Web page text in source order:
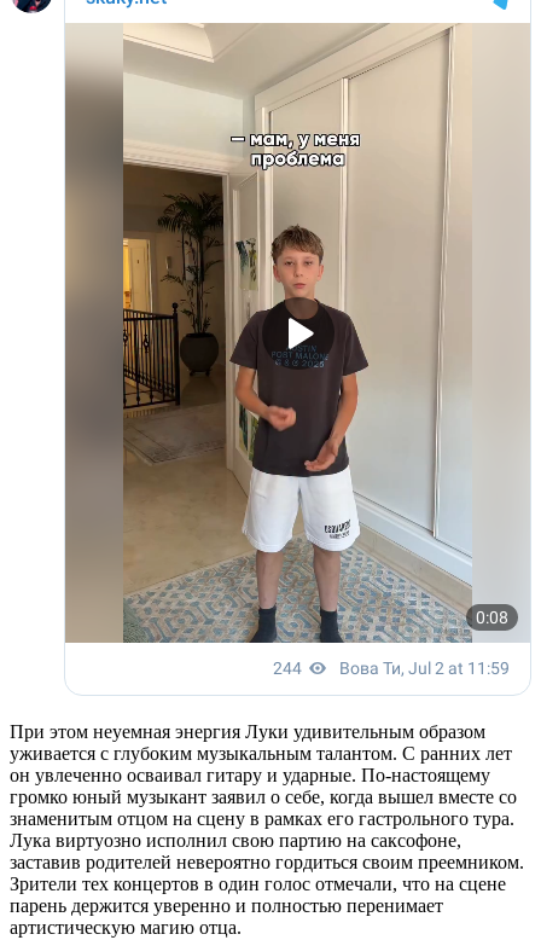
При этом неуемная энергия Луки удивительным образом
уживается с глубоким музыкальным талантом. С ранних лет
он увлеченно осваивал гитару и ударные. По-настоящему
громко юный музыкант заявил о себе, когда вышел вместе со
знаменитым отцом на сцену в рамках его гастрольного тура.
Лука виртуозно исполнил свою партию на саксофоне,
заставив родителей невероятно гордиться своим преемником.
Зрители тех концертов в один голос отмечали, что на сцене
парень держится уверенно и полностью перенимает
артистическую магию отца.